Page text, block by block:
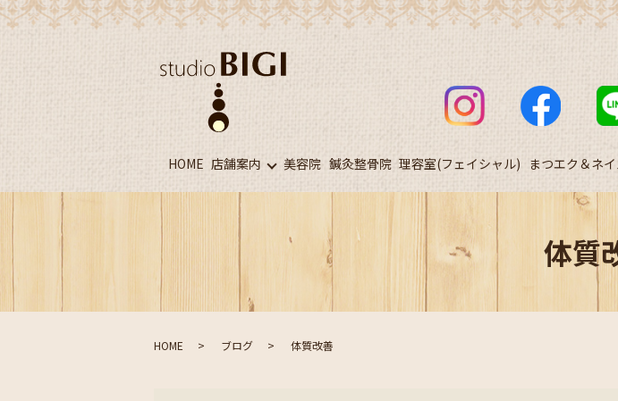
HOME 店舗案内 美容院 鍼灸整骨院 理容室(フェイシャル) まつエク＆ネ
体質
HOME ブログ 体質改善